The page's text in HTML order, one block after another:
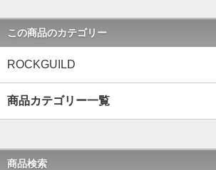
この商品のカテゴリー
ROCKGUILD
商品カテゴリー一覧
商品検索